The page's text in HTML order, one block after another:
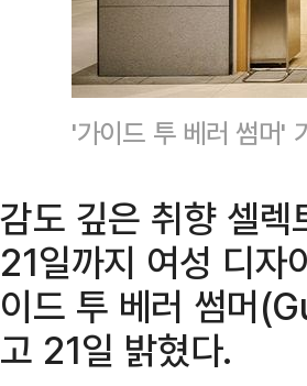
'가이드 투 베러 썸머'
감도 깊은 취향 셀
21일까지 여성 디자
이드 투 베러 썸머
고 21일 밝혔다.